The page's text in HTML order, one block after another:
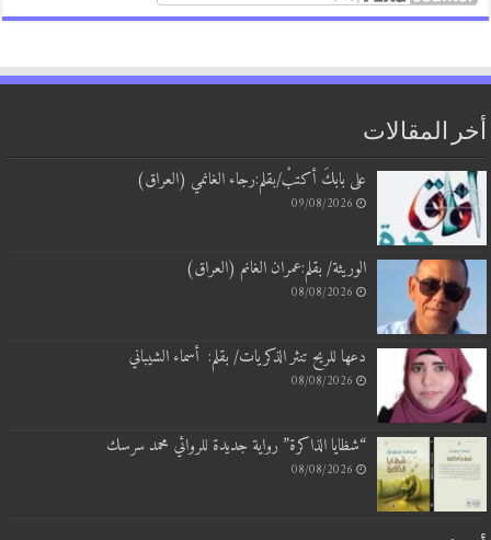
المقالات
على بابكَ أكتبْ/بقلم:رجاء الغانمي (العراق)
09/08/2026
الوريثة/ بقلم:عمران الغانم (العراق)
08/08/2026
دعها للريح تنثر الذكريات/ بقلم: أسماء الشيباني
08/08/2026
“شظايا الذاكرة” رواية جديدة للروائي محمد سرسك
08/08/2026